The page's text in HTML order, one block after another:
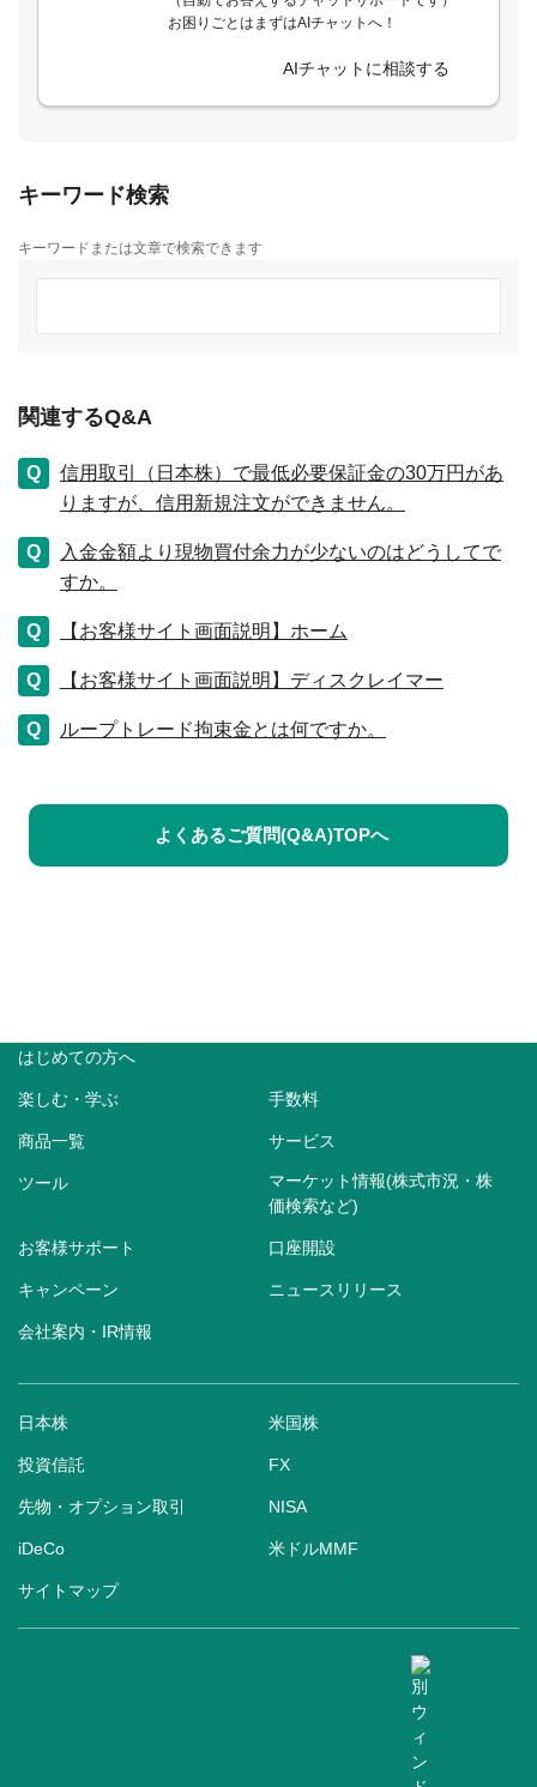
お困りごとはまずはAIチャットへ！
AIチャットに相談する
キーワード検索
キーワードまたは文章で検索できます
関連するQ&A
信用取引（日本株）で最低必要保証金の30万円があ
りますが、信用新規注文ができません。
入金金額より現物買付余力が少ないのはどうしてで
すか。
【お客様サイト画面説明】ホーム
【お客様サイト画面説明】ディスクレイマー
ループトレード拘束金とは何ですか。
よくあるご質問(Q&A)TOPへ
はじめての方へ
楽しむ・学ぶ 手数料
商品一覧 サービス
ツール
マーケット情報(株式市況・株
価検索など)
お客様サポート 口座開設
キャンペーン ニュースリリース
会社案内・IR情報
日本株 米国株
投資信託 FX
先物・オプション取引 NISA
iDeCo 米ドルMMF
サイトマップ